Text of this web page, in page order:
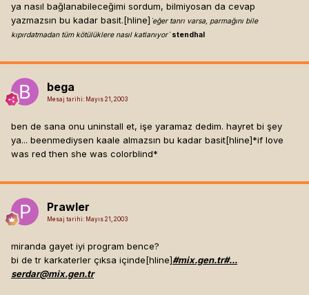
ya nasıl bağlanabileceğimi sordum, bilmiyosan da cevap
yazmazsın bu kadar basit.[hline] `eğer tanrı varsa, parmağını bile
kıpırdatmadan tüm kötülüklere nasıl katlanıyor` stendhal
bega
Mesaj tarihi: Mayıs 21, 2003
ben de sana onu uninstall et, işe yaramaz dedim. hayret bi şey
ya... beenmediysen kaale almazsın bu kadar basit[hline]*if love
was red then she was colorblind*
Prawler
Mesaj tarihi: Mayıs 21, 2003
miranda gayet iyi program bence?
bi de tr karkaterler çıksa içinde[hline]#mix.gen.tr#...
serdar@mix.gen.tr